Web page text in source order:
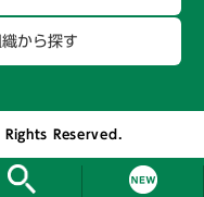
から探す
Reserved.